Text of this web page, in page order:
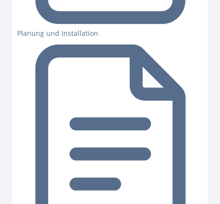
Planung und Installation